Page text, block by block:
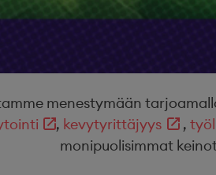
menestymään
, kevytyrittäjyys ,
monipuolisimmat